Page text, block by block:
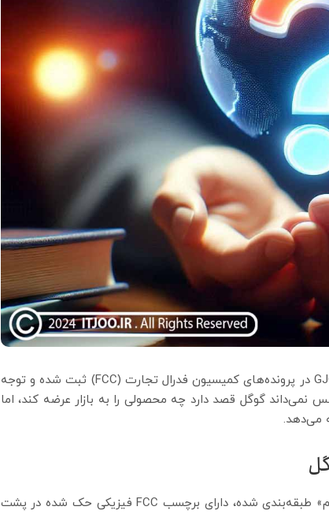
اخیراً یک دستگاه جدید و ناشناس گوگل با اسم رمز GJQ8U در پرونده‌های کمیسیون فدرال تجارت (FCC) ثبت شده و توجه
گوگل قصد دارد چه محصولی را به بازار عرضه کند، اما
می‌دهد.
طبق گزارش‌ها این دستگاه که به عنوان «دستگاه بی‌سیم» طبقه‌بندی شده، دارای برچسب FCC فیزیکی حک شده در پشت